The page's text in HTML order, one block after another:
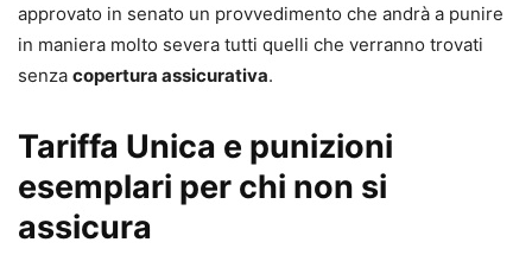
approvato in senato un provvedimento che andrà a punire
in maniera molto severa tutti quelli che verranno trovati
senza copertura assicurativa.
Tariffa Unica e punizioni
esemplari per chi non si
assicura